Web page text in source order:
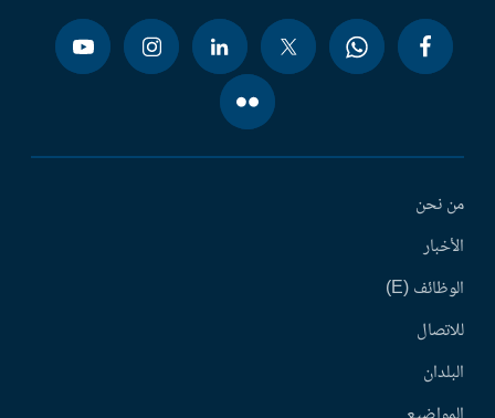
من نحن
الأخبار
الوظائف (E)
للاتصال
البلدان